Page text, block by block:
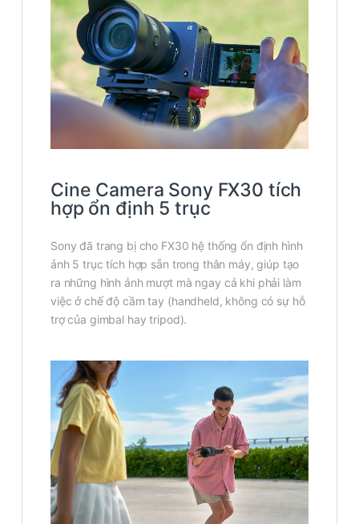
Cine Camera Sony FX30 tích
hợp ổn định 5 trục
Sony đã trang bị cho FX30 hệ thống ổn định hình
ảnh 5 trục tích hợp sẵn trong thân máy, giúp tạo
ra những hình ảnh mượt mà ngay cả khi phải làm
việc ở chế độ cầm tay (handheld, không có sự hỗ
trợ của gimbal hay tripod).